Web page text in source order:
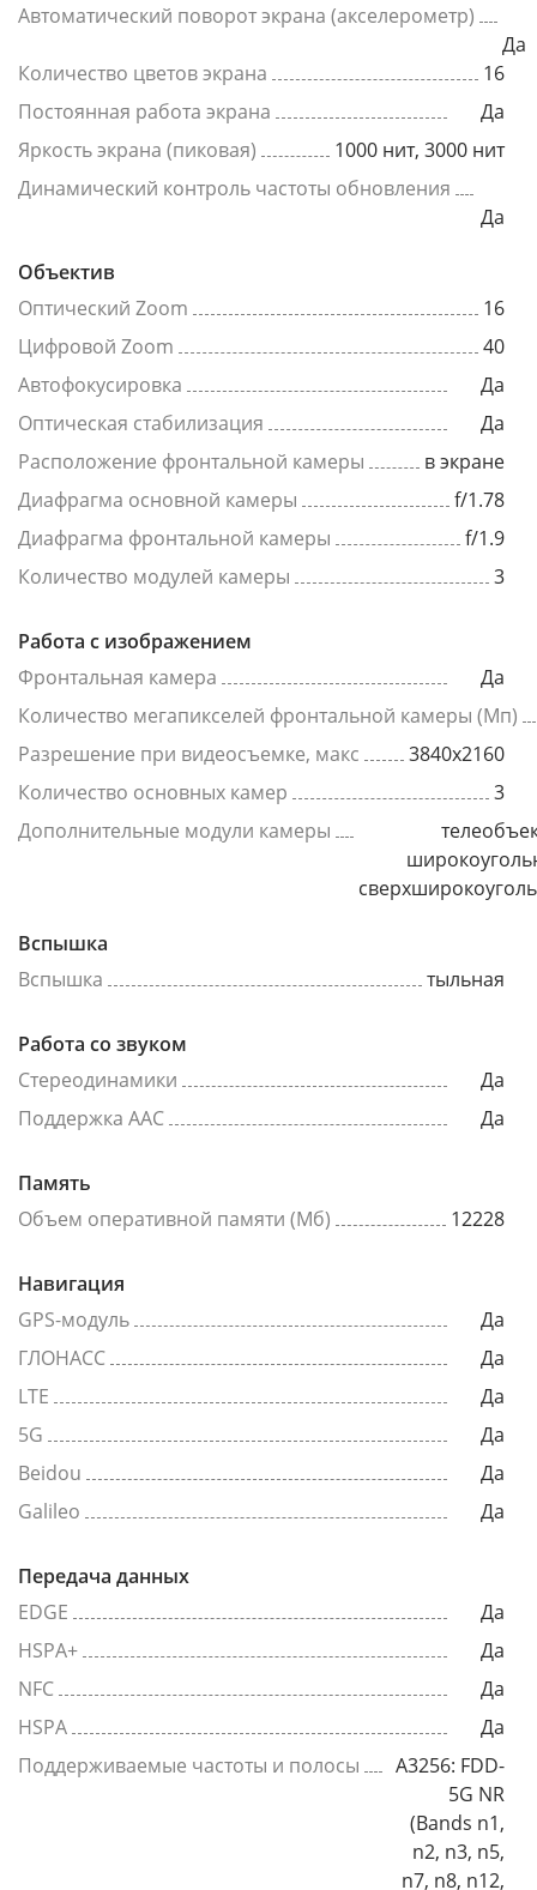
Автоматический поворот экрана (акселерометр)
Да
Количество цветов экрана
16
Постоянная работа экрана
Да
Яркость экрана (пиковая)
1000 нит, 3000 нит
Динамический контроль частоты обновления
Да
Объектив
Оптический Zoom
16
Цифровой Zoom
40
Автофокусировка
Да
Оптическая стабилизация
Да
Расположение фронтальной камеры
в экране
Диафрагма основной камеры
f/1.78
Диафрагма фронтальной камеры
f/1.9
Количество модулей камеры
3
Работа с изображением
Фронтальная камера
Да
Количество мегапикселей фронтальной камеры (Мп)
Разрешение при видеосъемке, макс
3840x2160
Количество основных камер
3
Дополнительные модули камеры
Вспышка
Вспышка
тыльная
Работа со звуком
Стереодинамики
Да
Поддержка AAC
Да
Память
Объем оперативной памяти (Мб)
12228
Навигация
GPS-модуль
Да
ГЛОНАСС
Да
LTE
Да
5G
Да
Beidou
Да
Galileo
Да
Передача данных
EDGE
Да
HSPA+
Да
NFC
Да
HSPA
Да
Поддерживаемые частоты и полосы
A3256: FDD-
5G NR
(Bands n1,
n2, n3, n5,
n7, n8, n12,